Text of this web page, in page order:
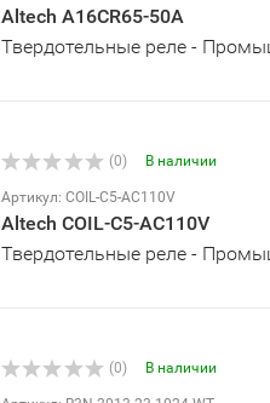
Altech A16CR65-50A
Твердотельные реле -
(0) В наличии
Артикул: COIL-C5-AC110V
Altech COIL-C5-AC110V
Твердотельные реле -
(0) В наличии